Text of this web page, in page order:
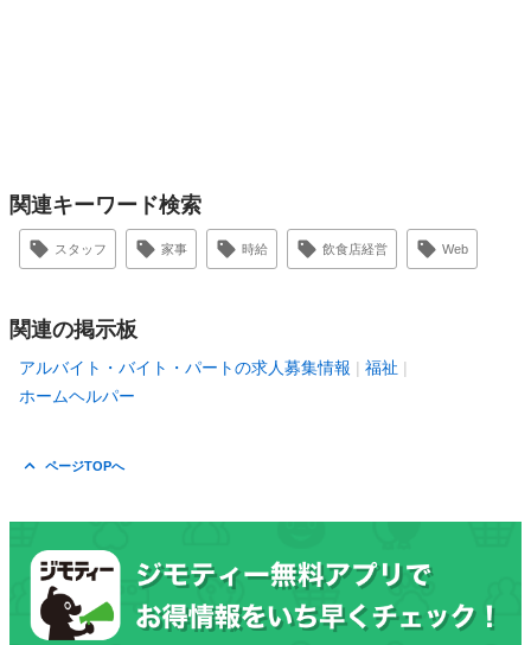
関連キーワード検索
スタッフ 家事 時給 飲食店経営 Web
関連の掲示板
アルバイト・バイト・パートの求人募集情報
福祉
ホームヘルパー
ページTOPへ